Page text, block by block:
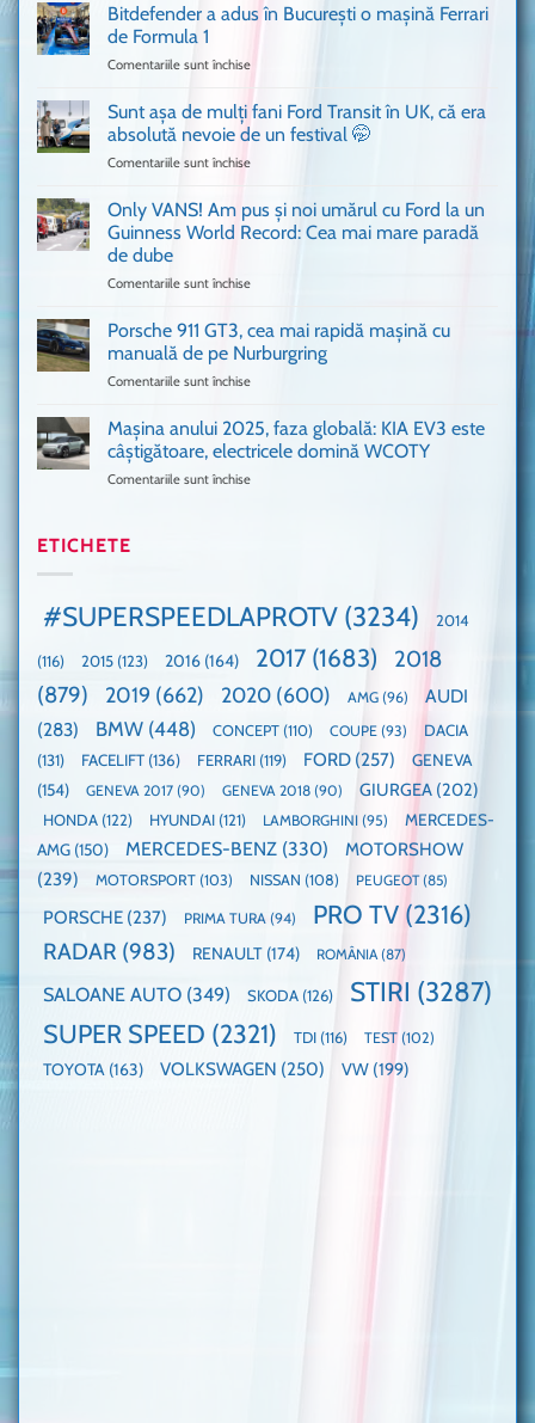
Ferrari
cum
văzut
Bitdefender a adus în București o mașină Ferrari
de Formula 1
Comentariile sunt închise
a
adus
în
mașină
Ferrari
Sunt așa de mulți fani Ford Transit în UK, că era
absolută nevoie de un festival 🤭
Comentariile sunt închise
de
mulți
în
UK,
că
nevoie
de
Only VANS! Am pus și noi umărul cu Ford la un
Guinness World Record: Cea mai mare paradă
de dube
Comentariile sunt închise
Am
pus
umărul
cu
mai
mare
paradă
de
dube
Porsche 911 GT3, cea mai rapidă mașină cu
manuală de pe Nurburgring
Comentariile sunt închise
911
GT3,
cea
pe
Nurburgring
Mașina anului 2025, faza globală: KIA EV3 este
câștigătoare, electricele domină WCOTY
Comentariile sunt închise
EV3
câștigătoare,
domină
WCOTY
ETICHETE
#SUPERSPEEDLAPROTV (3234) 2014
(116) 2015 (123) 2016 (164) 2017 (1683)
2018
(879)
2019 (662) 2020 (600) AMG (96)
AUDI
(283)
BMW (448) CONCEPT (110) COUPE (93)
DACIA
(131)
FACELIFT (136) FERRARI (119) FORD (257)
GENEVA
(154)
GENEVA 2017 (90) GENEVA 2018 (90) GIURGEA (202)
HONDA (122) HYUNDAI (121) LAMBORGHINI (95)
MERCEDES-
AMG (150) MERCEDES-BENZ (330)
MOTORSHOW
(239)
MOTORSPORT (103) NISSAN (108) PEUGEOT(85)
PORSCHE (237) PRIMA TURA (94) PRO TV (2316)
RADAR (983) RENAULT (174) ROMÂNIA(87)
SALOANE AUTO (349) SKODA (126) STIRI (3287)
SUPER SPEED (2321) TDI (116) TEST (102)
TOYOTA (163) VOLKSWAGEN (250) VW (199)